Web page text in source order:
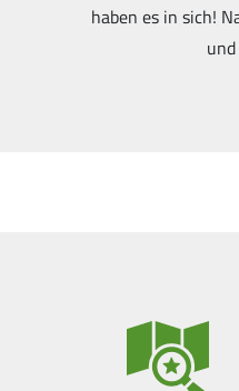
haben es in sich!